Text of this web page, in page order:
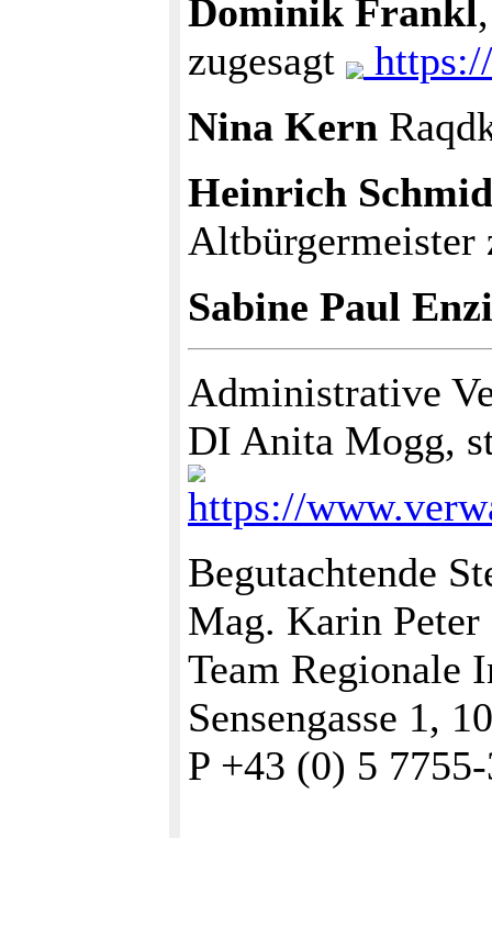
Dominik Frankl
zugesagt
Nina Kern
Heinrich
Altbürgermeister
Sabine Paul
Administrative
DI Anita Mogg,
https://
Begutachtende
Mag. Karin
Team Regionale
Sensengasse 1,
P +43 (0) 5